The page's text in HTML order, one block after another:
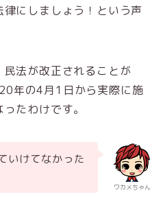
にしましょう！という声
法が改正されることが
年の4月1日から実際に施
たわけです。
ワカメちゃん
いけてなかった